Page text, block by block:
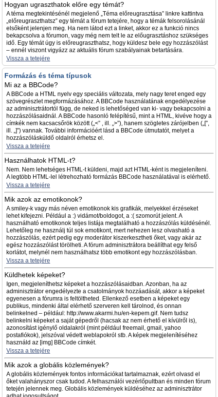
Hogyan ugraszthatok előre egy témát?
A téma megtekintésénél megjelenő „Téma előreugrasztása” linkre kattintva
„előreugraszthatsz” egy témát a fórum tetejére, hogy a témák felsorolásánál
elsőként jelenjen meg. Ha nem látod ezt a linket, akkor ez a funkció nincs
bekapcsolva a fórumon, vagy még nem telt le az előugrasztáshoz szükséges
idő. Egy témát úgy is előreugraszthatsz, hogy küldesz bele egy hozzászólást
– ennél viszont vigyázz az aktuális fórum szabályainak betartására.
Vissza a tetejére
Formázás és téma típusok
Mi az a BBCode?
A BBCode a HTML nyelv egy speciális változata, mely nagy teret enged egy
szövegrészlet megformázásához. A BBCode használatának engedélyezése
az adminisztrátortól függ, de neked is lehetőséged van ki- vagy bekapcsolni a
hozzászólásaidnál. A BBCode hasonló felépítésű, mint a HTML, kivéve hogy a
címkék nem kacsacsőrök között („<” , ill. „>”), hanem szögletes zárójelben („[”,
ill. „]”) vannak. További információért lásd a BBCode útmutatót, melyet a
hozzászólásküldő oldalról érhetsz el.
Vissza a tetejére
Használhatok HTML-t?
Nem. Nem lehetséges HTML-t küldeni, majd azt HTML-ként is megjeleníteni.
A legtöbb HTML-lel létrehozható formázás BBCode használatával is elérhető.
Vissza a tetejére
Mik azok az emotikonok?
A smiley-k vagy más néven emotikonok kis grafikák, melyekkel érzéseket
lehet kifejezni. Például a :) vidámot/boldogot, a :( szomorút jelent. A
használható emotikonok teljes listája megtalálható a hozzászólás küldésénél.
Lehetőleg ne használj túl sok emotikont, mert nehezen lesz olvasható a
hozzászólás, ezért pedig egy moderátor kiszerkesztheti őket, vagy akár az
egész hozzászólást törölheti. A fórum adminisztrátora beállíthat egy felső
korlátot, melynél nem használhatsz több emotikont egy hozzászólásban.
Vissza a tetejére
Küldhetek képeket?
Igen, megjeleníthetsz képeket a hozzászólásaidban. Azonban, ha az
adminisztrátor engedélyezte a csatolmányok hozzáadását, akkor a képeket
egyenesen a fórumra is feltöltheted. Ellenkező esetben a képeket egy
publikus, mindenki által elérhető szerveren kell tárolnod, és onnan
belinkelned – például: http://www.akarmi.hu/en-kepem.gif. Nem tudsz
belinkelni képeket a saját gépedről (hacsak az nem érhető el kívülről is),
azonosítást igénylő oldalakról (mint például freemail, gmail, yahoo
postafiókok), jelszóval védett weblapokról stb. A képek megjelenítéséhez
használd az [img] BBCode címkét.
Vissza a tetejére
Mik azok a globális közlemények?
A globális közlemények fontos információkat tartalmaznak, ezért olvasd el
őket valahányszor csak tudod. A felhasználói vezérlőpultban és minden fórum
tetején jelennek meg. Globális közlemények küldéséhez az adminisztrátor